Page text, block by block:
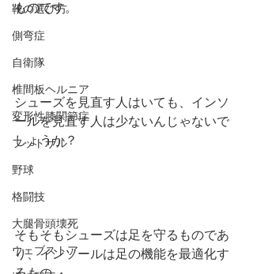
靴の選び方
側弯症
自衛隊
椎間板ヘルニア
変形性膝関節症
フットサル
野球
格闘技
大腿骨頭壊死
ウェブストア
ものです。
シューズを見直す人はいても、インソ
ールを見直す人は少ないんじゃないで
しょうか？
そもそもシューズは足を守るものであ
り、インソールは足の機能を最適化す